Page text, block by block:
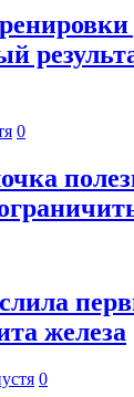
0
железа
0